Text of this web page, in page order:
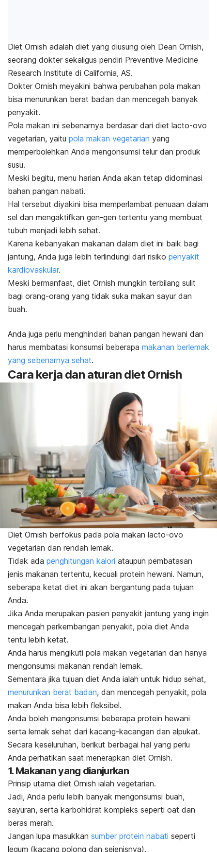
Diet Ornish adalah diet yang diusung oleh Dean Ornish,
seorang dokter sekaligus pendiri Preventive Medicine
Research Institute di California, AS.
Dokter Ornish meyakini bahwa perubahan pola makan
bisa menurunkan berat badan dan mencegah banyak
penyakit.
Pola makan ini sebenarnya berdasar dari diet lacto-ovo
vegetarian, yaitu pola makan vegetarian yang
memperbolehkan Anda mengonsumsi telur dan produk
susu.
Meski begitu, menu harian Anda akan tetap didominasi
bahan pangan nabati.
Hal tersebut diyakini bisa memperlambat penuaan dalam
sel dan mengaktifkan gen-gen tertentu yang membuat
tubuh menjadi lebih sehat.
Karena kebanyakan makanan dalam diet ini baik bagi
jantung, Anda juga lebih terlindungi dari risiko penyakit
kardiovaskular.
Meski bermanfaat, diet Ornish mungkin terbilang sulit
bagi orang-orang yang tidak suka makan sayur dan
buah.
Anda juga perlu menghindari bahan pangan hewani dan
harus membatasi konsumsi beberapa makanan berlemak
yang sebenarnya sehat.
Cara kerja dan aturan diet Ornish
Diet Ornish berfokus pada pola makan lacto-ovo
vegetarian dan rendah lemak.
Tidak ada penghitungan kalori ataupun pembatasan
jenis makanan tertentu, kecuali protein hewani. Namun,
seberapa ketat diet ini akan bergantung pada tujuan
Anda.
Jika Anda merupakan pasien penyakit jantung yang ingin
mencegah perkembangan penyakit, pola diet Anda
tentu lebih ketat.
Anda harus mengikuti pola makan vegetarian dan hanya
mengonsumsi makanan rendah lemak.
Sementara jika tujuan diet Anda ialah untuk hidup sehat,
menurunkan berat badan, dan mencegah penyakit, pola
makan Anda bisa lebih fleksibel.
Anda boleh mengonsumsi beberapa protein hewani
serta lemak sehat dari kacang-kacangan dan alpukat.
Secara keseluruhan, berikut berbagai hal yang perlu
Anda perhatikan saat menerapkan diet Ornish.
1. Makanan yang dianjurkan
Prinsip utama diet Ornish ialah vegetarian.
Jadi, Anda perlu lebih banyak mengonsumsi buah,
sayuran, serta karbohidrat kompleks seperti oat dan
beras merah.
Jangan lupa masukkan sumber protein nabati seperti
legum (kacang polong dan sejenisnya).